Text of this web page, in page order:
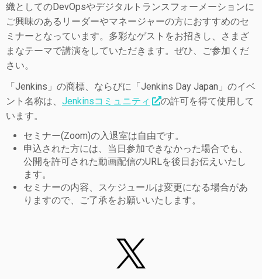
織としてのDevOpsやデジタルトランスフォーメーションに
ご興味のあるリーダーやマネージャーの方におすすめのセ
ミナーとなっています。多彩なゲストをお招きし、さまざ
まなテーマで講演をしていただきます。ぜひ、ご参加くだ
さい。
「Jenkins」の商標、ならびに「Jenkins Day Japan」のイベ
ント名称は、 Jenkinsコミュニティ
の許可を得て使用して
います。
セミナー(Zoom)の入退室は自由です。
申込された方には、当日参加できなかった場合でも、
公開を許可された動画配信のURLを後日お伝えいたし
ます。
セミナーの内容、スケジュールは変更になる場合があ
りますので、ご了承をお願いいたします。